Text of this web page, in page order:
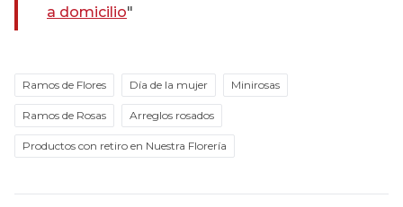
a domicilio"
Ramos de Flores Día de la mujer Minirosas
Ramos de Rosas Arreglos rosados
Productos con retiro en Nuestra Florería